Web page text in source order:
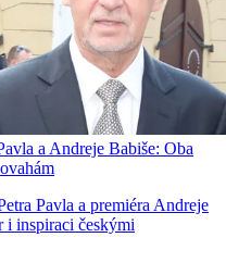
a Andreje Babiše: Oba
Pavla a premiéra Andreje
i inspiraci českými